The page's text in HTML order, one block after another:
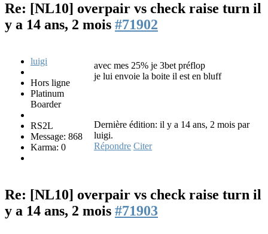
Re: [NL10] overpair vs check raise turn il
y a 14 ans, 2 mois #71902
luigi
Hors ligne
Platinum
Boarder
RS2L
Message: 868
Karma: 0
avec mes 25% je 3bet préflop
je lui envoie la boite il est en bluff
Dernière édition: il y a 14 ans, 2 mois par
luigi.
Répondre Citer
Re: [NL10] overpair vs check raise turn il
y a 14 ans, 2 mois #71903